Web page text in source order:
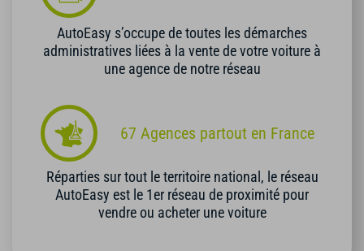
AutoEasy s’occupe de toutes les démarches
administratives liées à la vente de votre voiture à
une agence de notre réseau
67 Agences partout en France
Réparties sur tout le territoire national, le réseau
AutoEasy est le 1er réseau de proximité pour
vendre ou acheter une voiture